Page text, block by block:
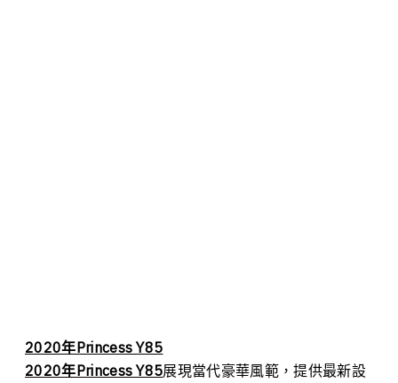
2020年Princess Y85
2020年Princess Y85展現當代豪華風範，提供最新設